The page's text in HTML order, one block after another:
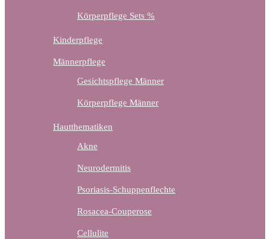
Körperpflege Sets %
Kinderpflege
Männerpflege
Gesichtspflege Männer
Körperpflege Männer
Hautthematiken
Akne
Neurodermitis
Psoriasis-Schuppenflechte
Rosacea-Couperose
Cellulite